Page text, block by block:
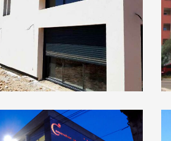
à Bédarrides